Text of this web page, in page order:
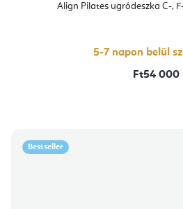
Align Pilates ugródeszka C-,
5-7 napon belül
Ft54 000
Bestseller